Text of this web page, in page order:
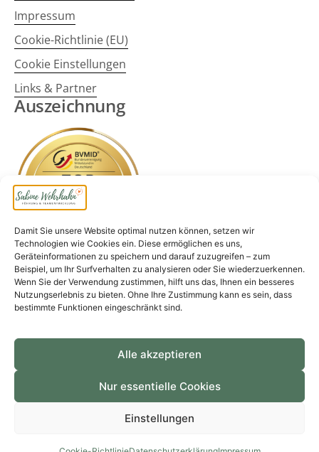
Damit Sie unsere Website optimal nutzen können, setzen wir
Technologien wie Cookies ein. Diese ermöglichen es uns,
Geräteinformationen zu speichern und darauf zuzugreifen – zum
Beispiel, um Ihr Surfverhalten zu analysieren oder Sie wiederzuerkennen.
Wenn Sie der Verwendung zustimmen, hilft uns das, Ihnen ein besseres
Nutzungserlebnis zu bieten. Ohne Ihre Zustimmung kann es sein, dass
bestimmte Funktionen eingeschränkt sind.
Alle akzeptieren
Nur essentielle Cookies
Einstellungen
Impressum
Cookie-Richtlinie (EU)
Cookie Einstellungen
Links & Partner
Auszeichnung
Seit mehr als 20 Jahren darf ich Unternehmen,
Perspektivwechsel zu mehr Aufschwung verhelfen.
© Sabine Wehrhahn 2026